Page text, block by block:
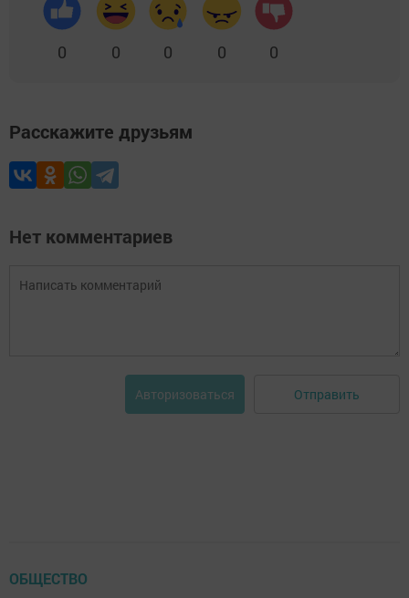
0 0 0 0 0
Расскажите друзьям
Нет комментариев
Авторизоваться Отправить
ОБЩЕСТВО